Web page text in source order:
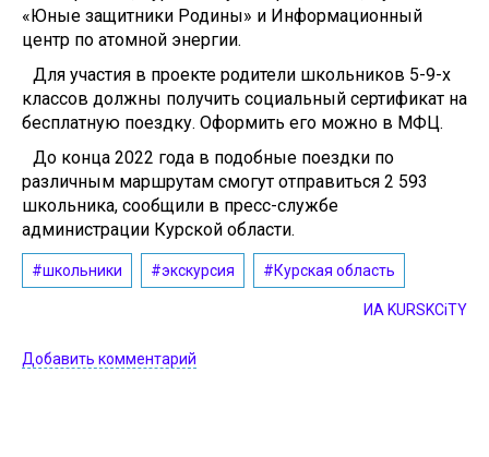
«Юные защитники Родины» и Информационный
центр по атомной энергии.
Для участия в проекте родители школьников 5-9-х
классов должны получить социальный сертификат на
бесплатную поездку. Оформить его можно в МФЦ.
До конца 2022 года в подобные поездки по
различным маршрутам смогут отправиться 2 593
школьника, сообщили в пресс-службе
администрации Курской области.
#школьники #экскурсия #Курская область
ИА KURSKCiTY
Добавить комментарий